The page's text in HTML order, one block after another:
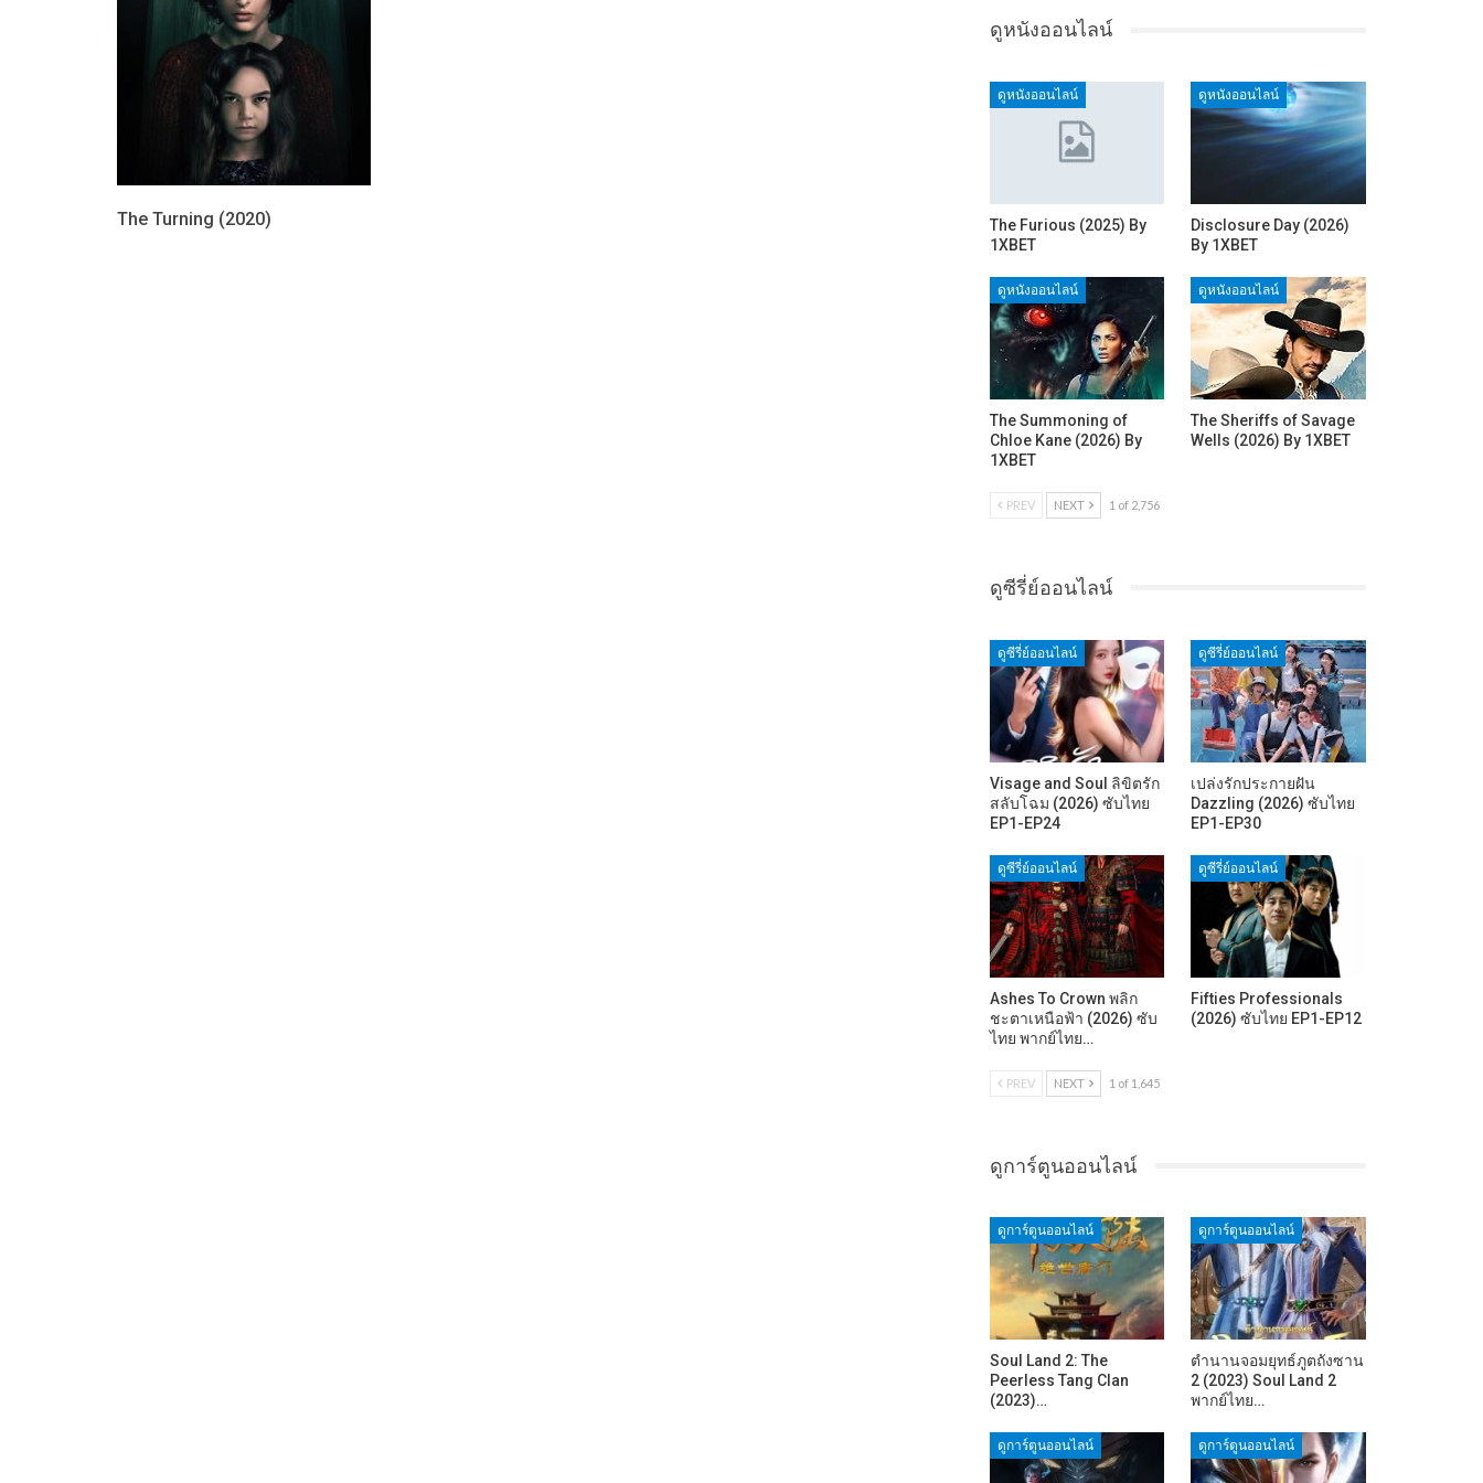
The Turning (2020)
ดูหนังออนไลน์
ดูหนังออนไลน์
The Furious (2025) By
1XBET
ดูหนังออนไลน์
Disclosure Day (2026)
By 1XBET
ดูหนังออนไลน์
The Summoning of
Chloe Kane (2026) By
1XBET
ดูหนังออนไลน์
The Sheriffs of Savage
Wells (2026) By 1XBET
PREV NEXT 1 of 2,756
ดูซีรี่ย์ออนไลน์
ดูซีรี่ย์ออนไลน์
Visage and Soul ลิขิตรัก
สลับโฉม (2026) ซับไทย
EP1-EP24
ดูซีรี่ย์ออนไลน์
เปล่งรักประกายฝัน
Dazzling (2026) ซับไทย
EP1-EP30
ดูซีรี่ย์ออนไลน์
Ashes To Crown พลิก
ชะตาเหนือฟ้า (2026) ซับ
ไทย พากย์ไทย…
ดูซีรี่ย์ออนไลน์
Fifties Professionals
(2026) ซับไทย EP1-EP12
PREV NEXT 1 of 1,645
ดูการ์ตูนออนไลน์
ดูการ์ตูนออนไลน์
Soul Land 2: The
Peerless Tang Clan
(2023)…
ดูการ์ตูนออนไลน์
ตำนานจอมยุทธ์ภูตถังซาน
2 (2023) Soul Land 2
พากย์ไทย…
ดูการ์ตูนออนไลน์ ดูการ์ตูนออนไลน์